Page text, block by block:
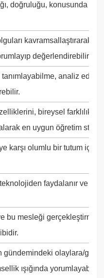
doğruluğu, konusunda
kavramsallaştırarak,
değerlendirebilir.
analiz
bireysel
alarak en uygun öğretim
karşı olumlu bir tutum
faydalanır ve
bu mesleği
gündemindeki olaylara/
ışığında yorumlayabilir.